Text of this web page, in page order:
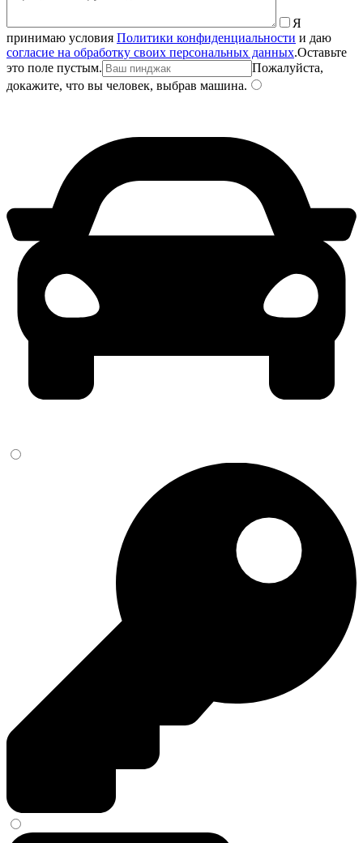
Я
принимаю условия Политики конфиденциальности и даю
согласие на обработку своих персональных данных.Оставьте
это поле пустым.
Пожалуйста,
докажите, что вы человек, выбрав машина.